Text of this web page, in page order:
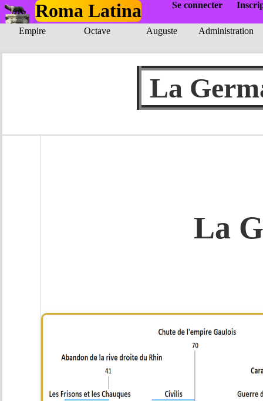
Roma Latina Se connecter
Empire Octave Auguste Administration
La
La